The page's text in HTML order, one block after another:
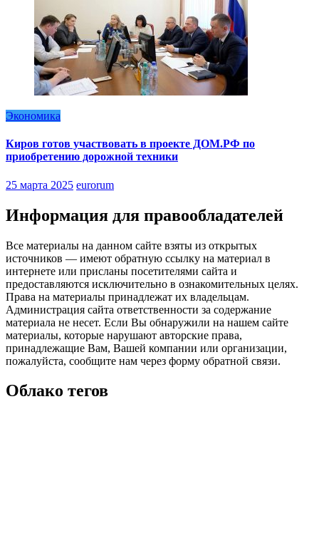
Экономика
Киров готов участвовать в проекте ДОМ.РФ по
приобретению дорожной техники
25 марта 2025 eurorum
Информация для правообладателей
Все материалы на данном сайте взяты из открытых
источников — имеют обратную ссылку на материал в
интернете или присланы посетителями сайта и
предоставляются исключительно в ознакомительных целях.
Права на материалы принадлежат их владельцам.
Администрация сайта ответственности за содержание
материала не несет. Если Вы обнаружили на нашем сайте
материалы, которые нарушают авторские права,
принадлежащие Вам, Вашей компании или организации,
пожалуйста, сообщите нам через форму обратной связи.
Облако тегов